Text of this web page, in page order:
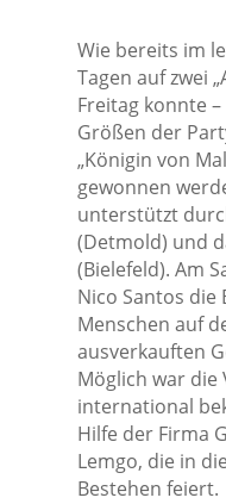
Wie bereits im
Tagen auf zwei
Freitag konnte
Größen der
„Königin von
gewonnen
unterstützt
(Detmold) und
(Bielefeld). Am
Nico Santos
Menschen auf
ausverkauften
Möglich war die
international
Hilfe der Firma
Lemgo, die in
Bestehen feiert.